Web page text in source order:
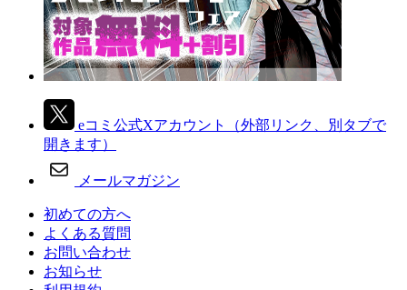
eコミ公式Xアカウント
（外部リンク、別タブで
開きます）
メールマガジン
初めての方へ
よくある質問
お問い合わせ
お知らせ